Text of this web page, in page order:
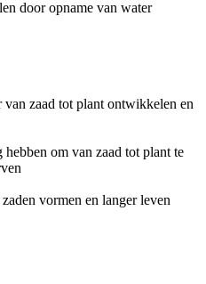
door opname van water
van zaad tot plant ontwikkelen en
om van zaad tot plant te
vormen en langer leven